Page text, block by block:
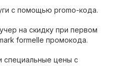
с помощью promo-кода.
на скидку при первом
formelle промокода.
специальные цены с